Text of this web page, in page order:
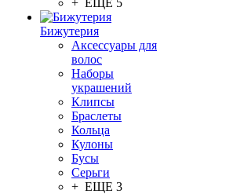
+ ЕЩЕ 5
Бижутерия
Аксессуары для
волос
Наборы
украшений
Клипсы
Браслеты
Кольца
Кулоны
Бусы
Серьги
+ ЕЩЕ 3